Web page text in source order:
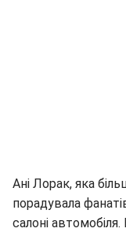
Ані Лорак, яка
порадувала
салоні